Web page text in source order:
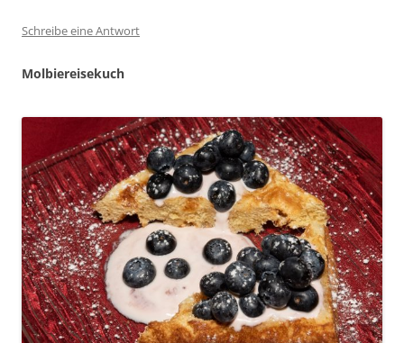
Schreibe eine Antwort
Molbiereisekuch